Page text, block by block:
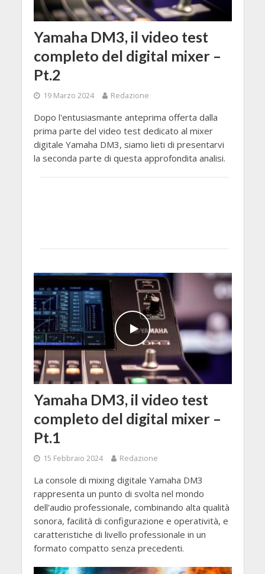
Yamaha DM3, il video test
completo del digital mixer –
Pt.2
19 Marzo 2024 Redazione
Dopo l'entusiasmante anteprima offerta dalla
prima parte del video test dedicato al mixer
digitale Yamaha DM3, siamo lieti di presentarvi
la seconda parte di questa approfondita analisi.
Yamaha DM3, il video test
completo del digital mixer –
Pt.1
15 Febbraio 2024 Redazione
La console di mixing digitale Yamaha DM3
rappresenta un punto di svolta nel mondo
dell'audio professionale, combinando alta qualità
sonora, facilità di configurazione e operatività, e
caratteristiche di livello professionale in un
formato compatto senza precedenti.